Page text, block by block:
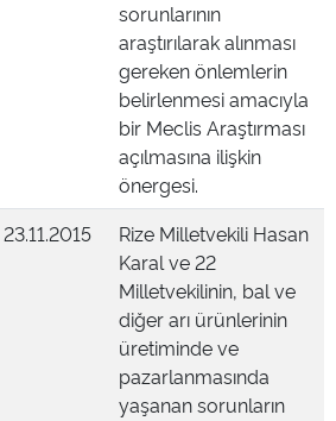
sorunlarının
araştırılarak alınması
gereken önlemlerin
belirlenmesi amacıyla
bir Meclis Araştırması
açılmasına ilişkin
önergesi.
23.11.2015
Rize Milletvekili Hasan
Karal ve 22
Milletvekilinin, bal ve
diğer arı ürünlerinin
üretiminde ve
pazarlanmasında
yaşanan sorunların